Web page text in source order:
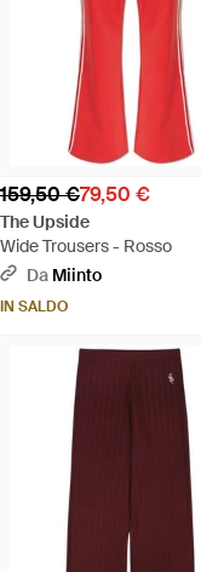
159,50 €79,50 €
The Upside
Wide Trousers - Rosso
Da Miinto
IN SALDO